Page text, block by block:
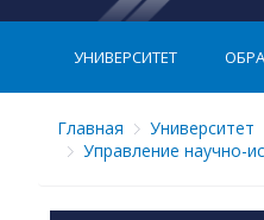
УНИВЕРСИТЕТ
Главная Университет
Управление научно-